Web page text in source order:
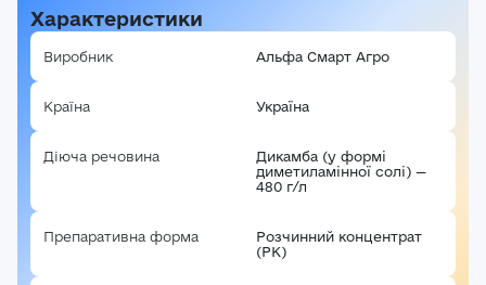
Характеристики
Виробник Альфа Смарт Агро
Країна Україна
Діюча речовина
Дикамба (у формі
диметиламінної солі) —
480 г/л
Препаративна форма
Розчинний концентрат
(РК)